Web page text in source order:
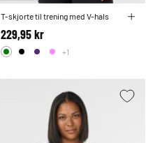
T-skjorte til trening med V-hals
229,95 kr
+1